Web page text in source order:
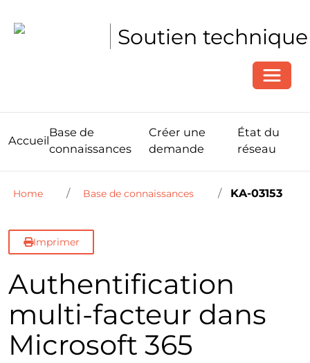
Soutien technique
Accueil
Base de
connaissances
Créer une
demande
État du
réseau
Home Base de connaissances KA-03153
Imprimer
Authentification
multi-facteur dans
Microsoft 365